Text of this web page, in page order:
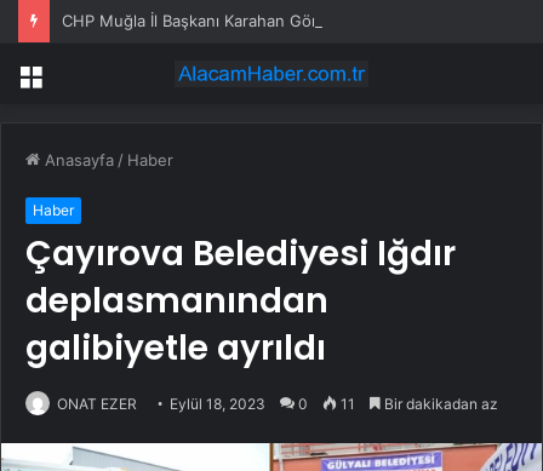
CHP Muğla İl Başkanı Karahan Göreve Başladı
Menü
Anasayfa / Haber
Haber
Çayırova Belediyesi Iğdır
deplasmanından
galibiyetle ayrıldı
ONAT EZER Eylül 18, 2023 0 11 Bir dakikadan az